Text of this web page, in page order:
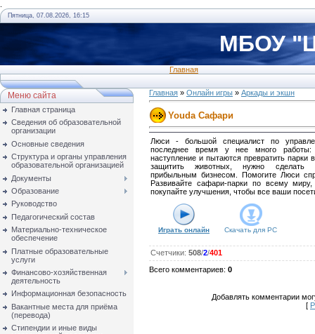
Пятница, 07.08.2026, 16:15
МБОУ
Главная
Меню сайта
Главная страница
Сведения об образовательной
организации
Основные сведения
Структура и органы управления
образовательной организацией
Документы
Образование
Руководство
Педагогический состав
Материально-техническое
обеспечение
Платные образовательные
услуги
Финансово-хозяйственная
деятельность
Информационная безопасность
Вакантные места для приёма
(перевода)
Стипендии и иные виды
Главная » Онлайн игры » Аркады и экшн
Youda Сафари
Люси - большой специалист по
последнее время у нее много работы:
наступление и пытаются превратить парки
защитить животных, нужно сделать
прибыльным бизнесом. Помогите Люси
Развивайте сафари-парки по всему миру,
покупайте улучшения, чтобы все ваши
Играть онлайн Скачать для PC
Счетчики: 508/2/401
Всего комментариев: 0
Добавлять комментарии
[